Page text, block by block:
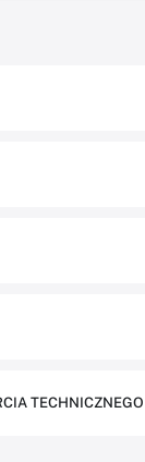
TECHNICZNEGO